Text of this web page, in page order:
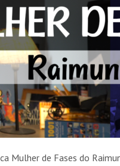
Mulher de Fases do